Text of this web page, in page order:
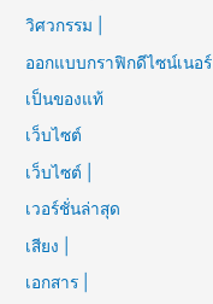
วิศวกรรม |
ออกแบบกราฟิกดีไซน์เนอร์
เป็นของแท้
เว็บไซต์
เว็บไซต์ |
เวอร์ชั่นล่าสุด
เสียง |
เอกสาร |